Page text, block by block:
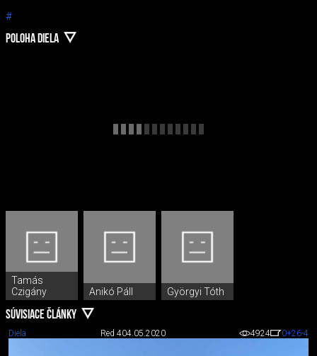
#
POLOHA DIELA
Tamás
Czigány
Anikó Páll Györgyi Tóth
SÚVISIACE ČLÁNKY
Diela Red 404.05.2020 4924 0+26-4